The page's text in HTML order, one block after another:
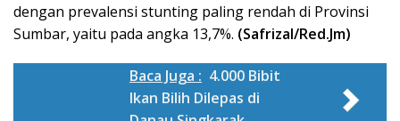
dengan prevalensi stunting paling rendah di Provinsi
Sumbar, yaitu pada angka 13,7%. (Safrizal/Red.Jm)
Baca Juga : 4.000 Bibit
Ikan Bilih Dilepas di